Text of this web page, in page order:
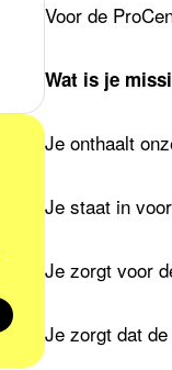
Voor de
Wat is je
Je onthaalt
Je staat in
Je zorgt voor
Je zorgt dat